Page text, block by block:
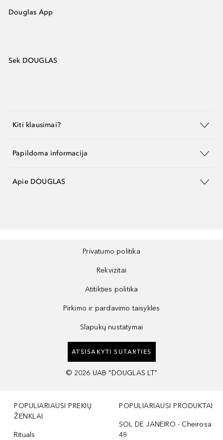
Douglas App
Sek DOUGLAS
Kiti klausimai?
Papildoma informacija
Apie DOUGLAS
Privatumo politika
Rekvizitai
Atitikties politika
Pirkimo ir pardavimo taisyklės
Slapukų nustatymai
ATSISAKYTI SUTARTIES
© 2026 UAB "DOUGLAS LT"
POPULIARIAUSI PREKIŲ
ŽENKLAI
Rituals
POPULIARIAUSI PRODUKTAI
SOL DE JANEIRO - Cheirosa
48